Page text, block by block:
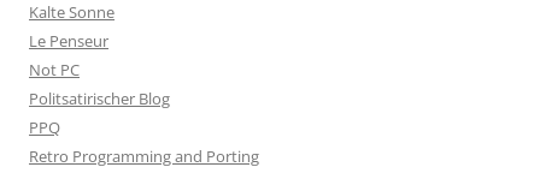
Kalte Sonne
Le Penseur
Not PC
Politsatirischer Blog
PPQ
Retro Programming and Porting